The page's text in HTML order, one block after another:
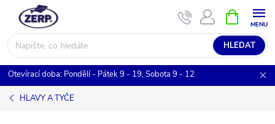
obsah
HLEDAT
NÁKUPNÍ
KOŠÍK
Otevírací doba: Pondělí - Pátek 9 - 19, Sobota 9 - 12
HLAVY A TYČE